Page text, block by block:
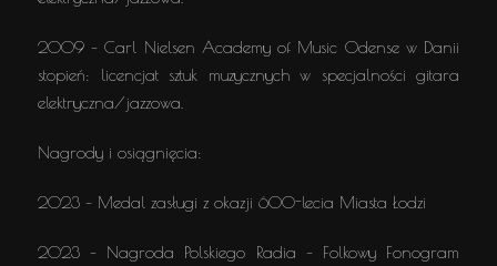
2009 – Carl Nielsen Academy of Music Odense w Danii
stopień: licencjat sztuk muzycznych w specjalności gitara
elektryczna/jazzowa.
Nagrody i osiągnięcia:
2023 – Medal zasługi z okazji 600-lecia Miasta Łodzi
2023 – Nagroda Polskiego Radia – Folkowy Fonogram